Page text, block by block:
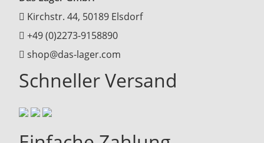
Kirchstr. 44, 50189 Elsdorf
+49 (0)2273-9158890
shop@das-lager.com
Schneller Versand